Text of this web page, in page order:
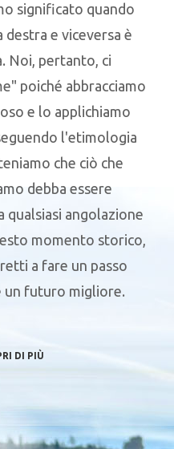
significato quando
e viceversa è
Noi, pertanto, ci
poiché abbracciamo
e lo applichiamo
l'etimologia
che ciò che
debba essere
qualsiasi angolazione
momento storico,
a fare un passo
un futuro migliore.
DI PIÙ